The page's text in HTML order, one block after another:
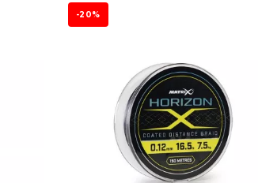
-20%